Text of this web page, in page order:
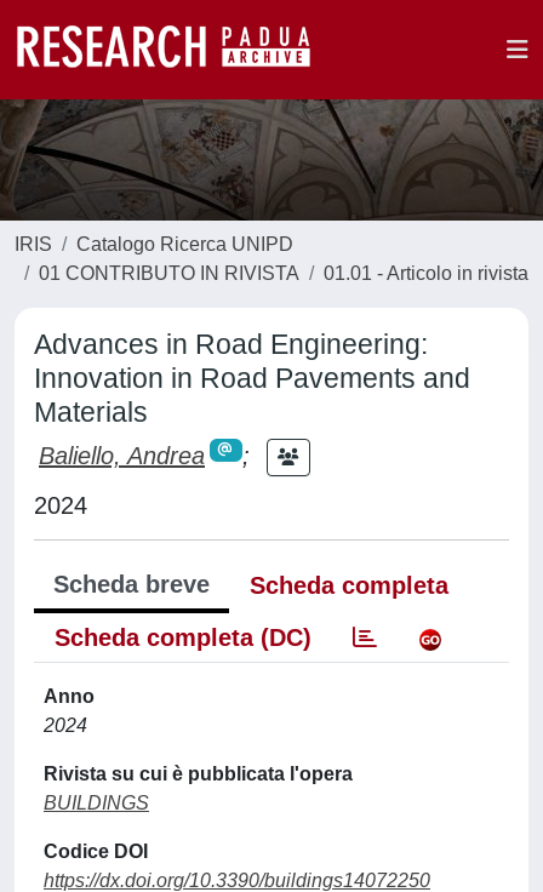
IRIS
Catalogo Ricerca UNIPD
01 CONTRIBUTO IN RIVISTA
01.01 - Articolo in rivista
Advances in Road Engineering:
Innovation in Road Pavements and
Materials
Baliello, Andrea
;
2024
Scheda breve
Scheda completa
Scheda completa (DC)
Anno
2024
Rivista su cui è pubblicata l'opera
BUILDINGS
Codice DOI
https://dx.doi.org/10.3390/buildings14072250